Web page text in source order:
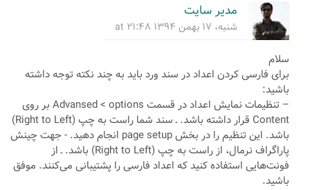
مدیر سایت
شنبه، ۱۷ بهمن ۱۳۹۴ at ۲۱:۴۸
سلام
برای فارسی کردن اعداد در سند ورد باید به چند نکته توجه داشته
باشید:
– تنظیمات نمایش اعداد در قسمت Advansed < options بر روی
Content قرار داشته باشد. ـ سند شما راست به چپ (Right to Left)
باشد. این تنظیم را در بخش page setup انجام دهید. - جهت چینش
پاراگراف نرمال، از راست به چپ (Right to Left) باشد. ـ از
فونت‌هایی استفاده کنید که اعداد فارسی را پشتیبانی می‌کنند. موفق
باشید.